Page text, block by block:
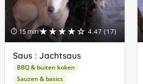
⏱ 15 min★★★★☆ 4.47 (17)
Saus : Jachtsaus
BBQ & buiten koken
Sauzen & basics